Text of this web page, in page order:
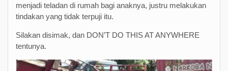
menjadi teladan di rumah bagi anaknya, justru melakukan
tindakan yang tidak terpuji itu.
Silakan disimak, dan DON’T DO THIS AT ANYWHERE
tentunya.